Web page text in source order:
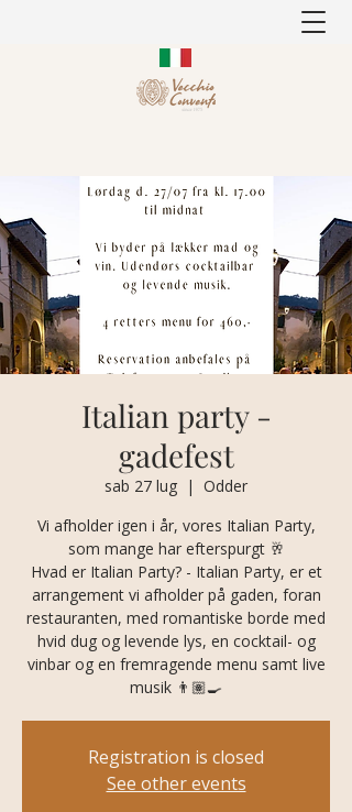
Italian party -
gadefest
sab 27 lug
  |
Odder
Vi afholder igen i år, vores Italian Party,
som mange har efterspurgt 🥂
Hvad er Italian Party? - Italian Party, er et
arrangement vi afholder på gaden, foran
restauranten, med romantiske borde med
hvid dug og levende lys, en cocktail- og
vinbar og en fremragende menu samt live
musik 👨🏽‍🍳
Registration is closed
See other events